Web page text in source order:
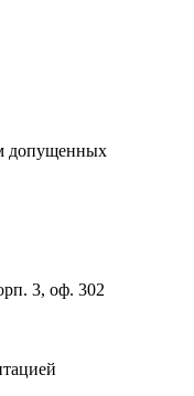
допущенных
3, оф. 302